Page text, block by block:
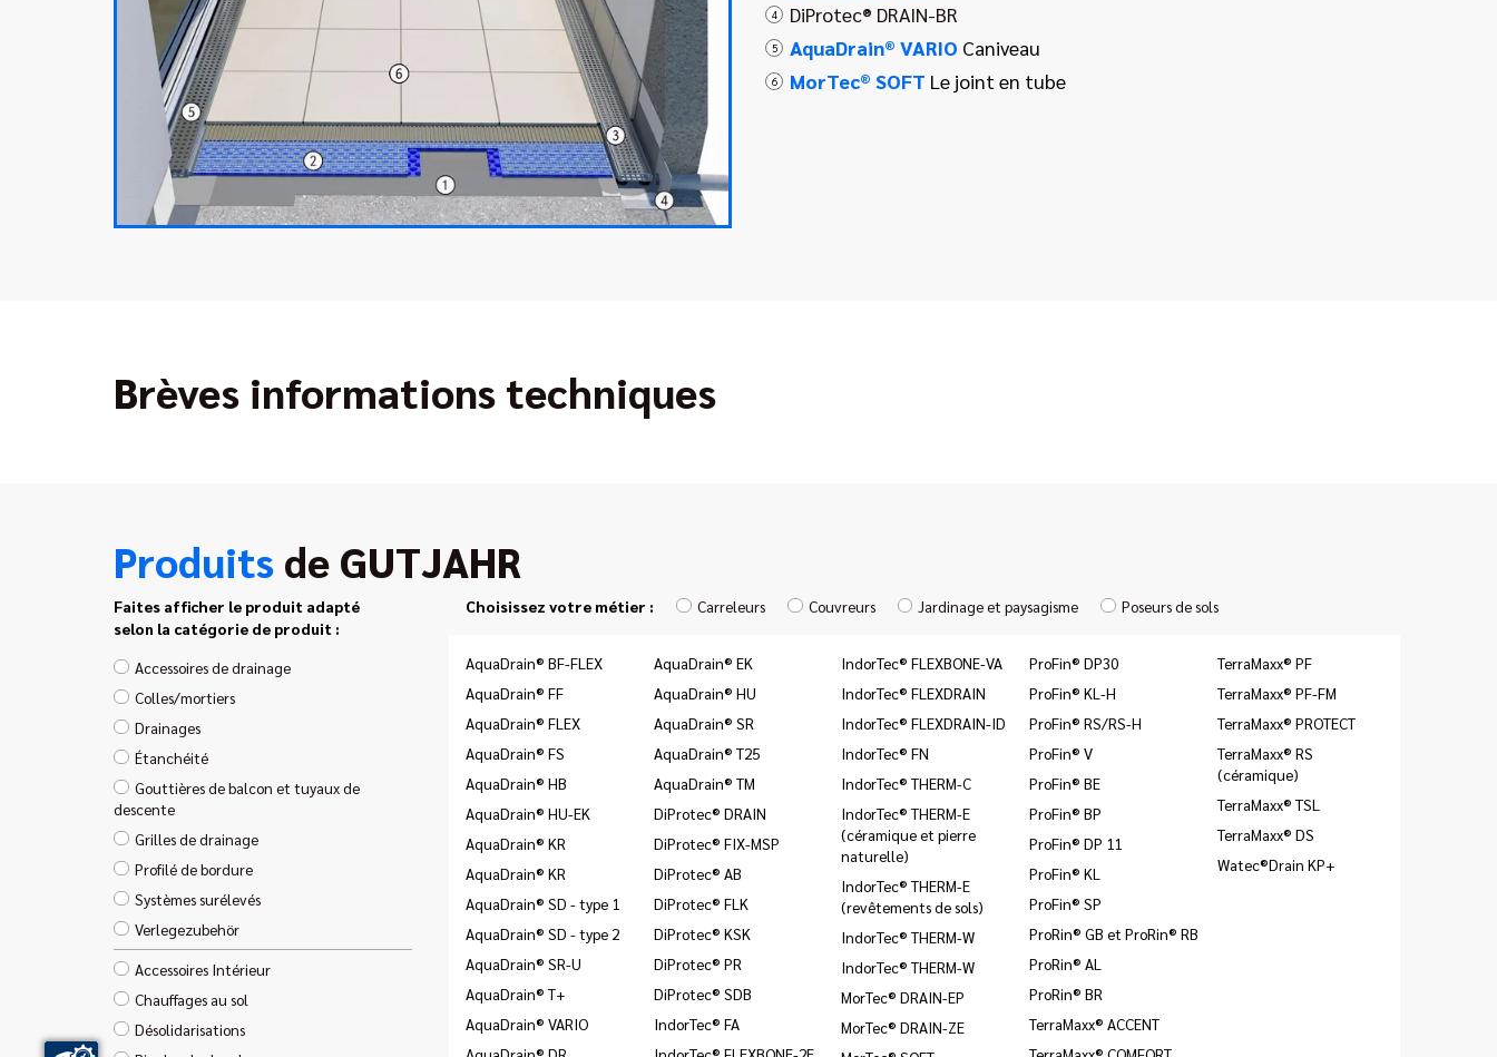
4 DiProtec® DRAIN-BR
5 AquaDrain® VARIO Caniveau
6 MorTec® SOFT Le joint en tube
Brèves informations techniques
Produits de GUTJAHR
Faites afficher le produit adapté
selon la catégorie de produit :
Accessoires de drainage
Colles/mortiers
Drainages
Étanchéité
Gouttières de balcon et tuyaux de
descente
Grilles de drainage
Profilé de bordure
Systèmes surélevés
Verlegezubehör
Accessoires Intérieur
Chauffages au sol
Désolidarisations
Choisissez votre métier : Carreleurs Couvreurs Jardinage et paysagisme Poseurs de sols
AquaDrain® BF-FLEX
AquaDrain® FF
AquaDrain® FLEX
AquaDrain® FS
AquaDrain® HB
AquaDrain® HU-EK
AquaDrain® KR
AquaDrain® KR
AquaDrain® SD - type 1
AquaDrain® SD - type 2
AquaDrain® SR-U
AquaDrain® T+
AquaDrain® VARIO
AquaDrain® EK
AquaDrain® HU
AquaDrain® SR
AquaDrain® T25
AquaDrain® TM
DiProtec® DRAIN
DiProtec® FIX-MSP
DiProtec® AB
DiProtec® FLK
DiProtec® KSK
DiProtec® PR
DiProtec® SDB
IndorTec® FA
IndorTec® FLEXBONE-VA
IndorTec® FLEXDRAIN
IndorTec® FLEXDRAIN-ID
IndorTec® FN
IndorTec® THERM-C
IndorTec® THERM-E
(céramique et pierre
naturelle)
IndorTec® THERM-E
(revêtements de sols)
IndorTec® THERM-W
IndorTec® THERM-W
MorTec® DRAIN-EP
MorTec® DRAIN-ZE
ProFin® DP30
ProFin® KL-H
ProFin® RS/RS-H
ProFin® V
ProFin® BE
ProFin® BP
ProFin® DP 11
ProFin® KL
ProFin® SP
ProRin® GB et ProRin® RB
ProRin® AL
ProRin® BR
TerraMaxx® ACCENT
TerraMaxx® PF
TerraMaxx® PF-FM
TerraMaxx® PROTECT
TerraMaxx® RS
(céramique)
TerraMaxx® TSL
TerraMaxx® DS
Watec®Drain KP+